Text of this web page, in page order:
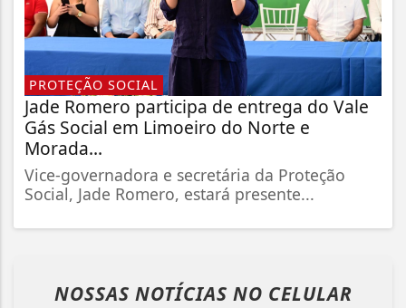
PROTEÇÃO SOCIAL
Jade Romero participa de entrega do Vale
Gás Social em Limoeiro do Norte e
Morada...
Vice-governadora e secretária da Proteção
Social, Jade Romero, estará presente...
NOSSAS NOTÍCIAS NO CELULAR